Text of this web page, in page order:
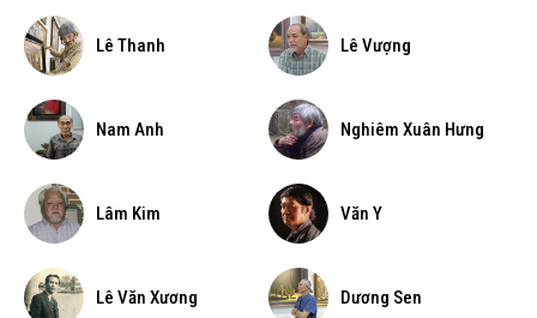
Lê Thanh Lê Vượng
Nam Anh Nghiêm Xuân Hưng
Lâm Kim Văn Y
Lê Văn Xương Dương Sen